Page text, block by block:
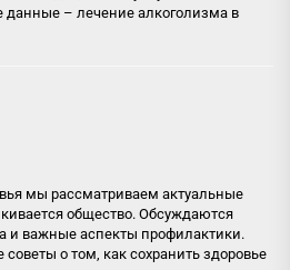
данные – лечение алкоголизма в
мы рассматриваем актуальные
общество. Обсуждаются
и важные аспекты профилактики.
о том, как сохранить здоровье